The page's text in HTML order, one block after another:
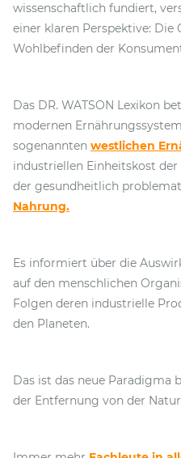
wissenschaftlich fundiert,
einer klaren Perspektive: Die
Wohlbefinden der
Das DR. WATSON Lexikon
modernen
sogenannten westlichen
industriellen Einheitskost
der gesundheitlich
Nahrung.
Es informiert über die
auf den menschlichen
Folgen deren industrielle
den Planeten.
Das ist das neue Paradigma
der Entfernung von der